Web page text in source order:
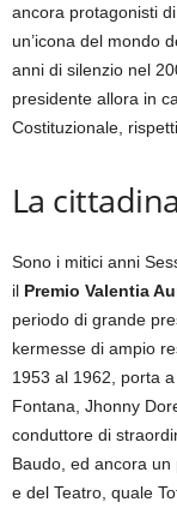
ancora protagonisti
un’icona del mondo
anni di silenzio nel
presidente allora in
Costituzionale,
La
Sono i mitici anni
il Premio Valentia
periodo di grande
kermesse di ampio
1953 al 1962, porta
Fontana, Jhonny
conduttore di
Baudo, ed ancora
e del Teatro, quale